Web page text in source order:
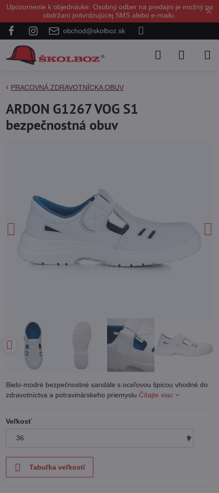
✕
Upozornenie k objednávke: Osobný odber na predajni je možný po
obdržaní potvrdzujúcej SMS alebo e-mailu.
obchod@skolboz.sk
PRACOVNÁ ZDRAVOTNÍCKA OBUV
ARDON G1267 VOG S1
bezpečnostná obuv
Bielo-modré bezpečnostné sandále s oceľovou špicou vhodné do
zdravotníctva a potravinárskeho priemyslu Čítajte viac
Veľkosť
Tabuľka veľkostí